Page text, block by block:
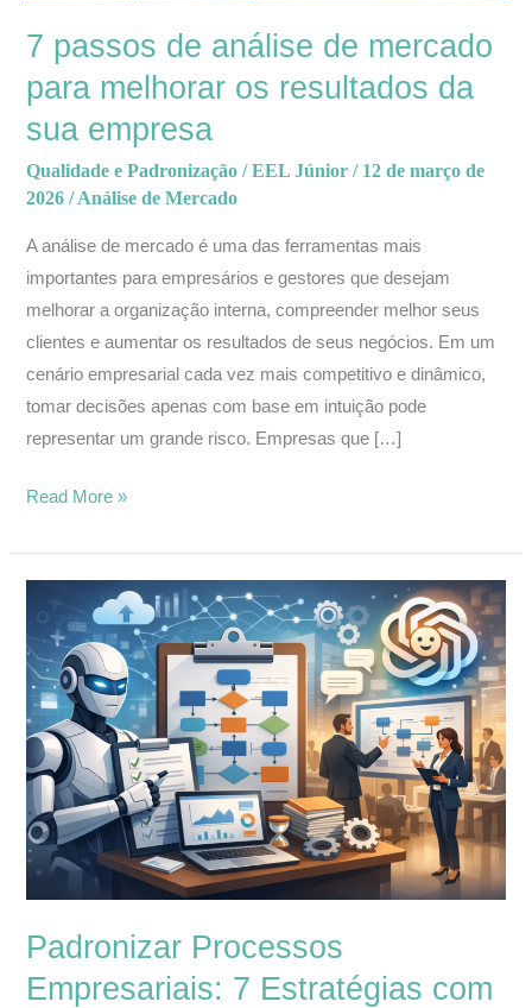
7 passos de análise de mercado
para melhorar os resultados da
sua empresa
Qualidade e Padronização /EEL Júnior/ 12 de março de
2026/Análise de Mercado
A análise de mercado é uma das ferramentas mais
importantes para empresários e gestores que desejam
melhorar a organização interna, compreender melhor seus
clientes e aumentar os resultados de seus negócios. Em um
cenário empresarial cada vez mais competitivo e dinâmico,
tomar decisões apenas com base em intuição pode
representar um grande risco. Empresas que […]
sua
empresa
Read More »
Padronizar Processos
Empresariais: 7 Estratégias com
Padronizar
Processos
Empresariais:
7
Estratégias
com
ChatGPT
para
Organizar
na
Era